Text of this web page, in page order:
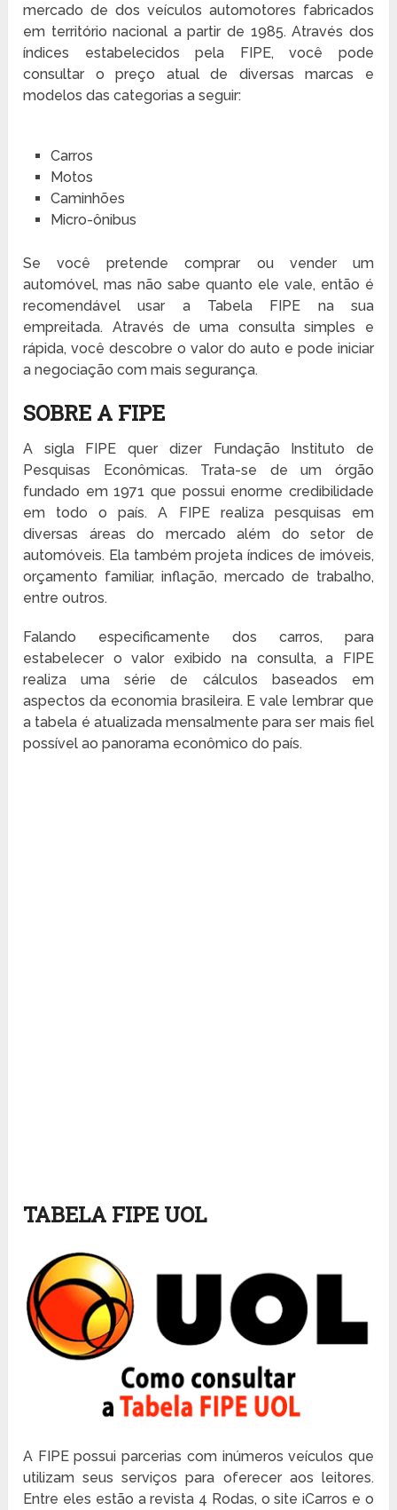
mercado de dos veículos automotores fabricados
em território nacional a partir de 1985. Através dos
índices estabelecidos pela FIPE, você pode
consultar o preço atual de diversas marcas e
modelos das categorias a seguir:
Carros
Motos
Caminhões
Micro-ônibus
Se você pretende comprar ou vender um
automóvel, mas não sabe quanto ele vale, então é
recomendável usar a Tabela FIPE na sua
empreitada. Através de uma consulta simples e
rápida, você descobre o valor do auto e pode iniciar
a negociação com mais segurança.
SOBRE A FIPE
A sigla FIPE quer dizer Fundação Instituto de
Pesquisas Econômicas. Trata-se de um órgão
fundado em 1971 que possui enorme credibilidade
em todo o país. A FIPE realiza pesquisas em
diversas áreas do mercado além do setor de
automóveis. Ela também projeta índices de imóveis,
orçamento familiar, inflação, mercado de trabalho,
entre outros.
Falando especificamente dos carros, para
estabelecer o valor exibido na consulta, a FIPE
realiza uma série de cálculos baseados em
aspectos da economia brasileira. E vale lembrar que
a tabela é atualizada mensalmente para ser mais fiel
possível ao panorama econômico do país.
TABELA FIPE UOL
A FIPE possui parcerias com inúmeros veículos que
utilizam seus serviços para oferecer aos leitores.
Entre eles estão a revista 4 Rodas, o site iCarros e o